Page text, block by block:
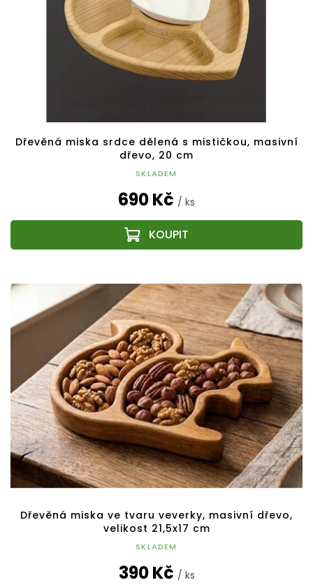
Dřevěná miska srdce dělená s mističkou, masivní
dřevo, 20 cm
SKLADEM
690 Kč / ks
Dřevěná miska ve tvaru veverky, masivní dřevo,
velikost 21,5x17 cm
SKLADEM
390 Kč / ks